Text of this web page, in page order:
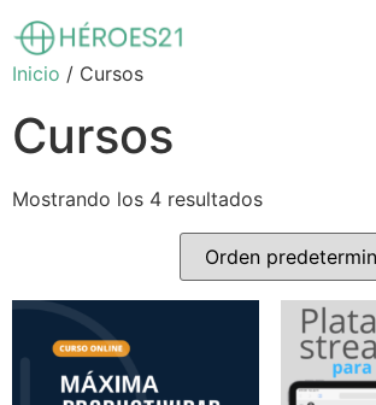
Inicio / Cursos
Cursos
Mostrando los 4 resultados